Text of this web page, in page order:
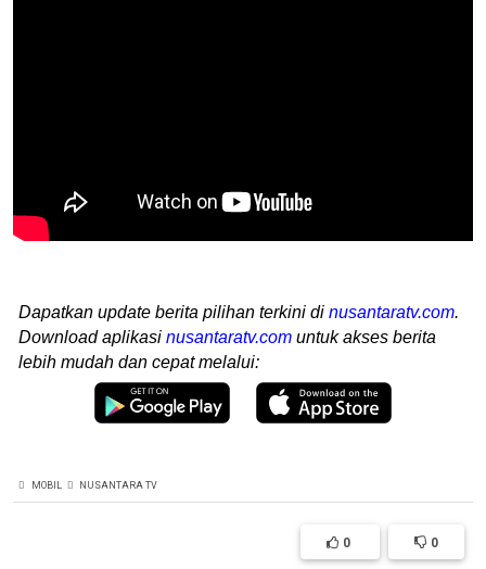
Dapatkan update berita pilihan terkini di nusantaratv.com.
Download aplikasi nusantaratv.com untuk akses berita
lebih mudah dan cepat melalui:
MOBIL NUSANTARA TV
0 0